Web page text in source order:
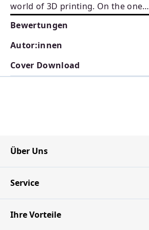
world of 3D printing. On the one…
Bewertungen
Autor:innen
Cover Download
Über Uns
Service
Ihre Vorteile